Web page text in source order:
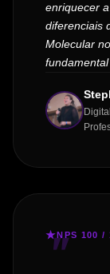
enriquecer
diferenciais
Molecular
NPS 100 /